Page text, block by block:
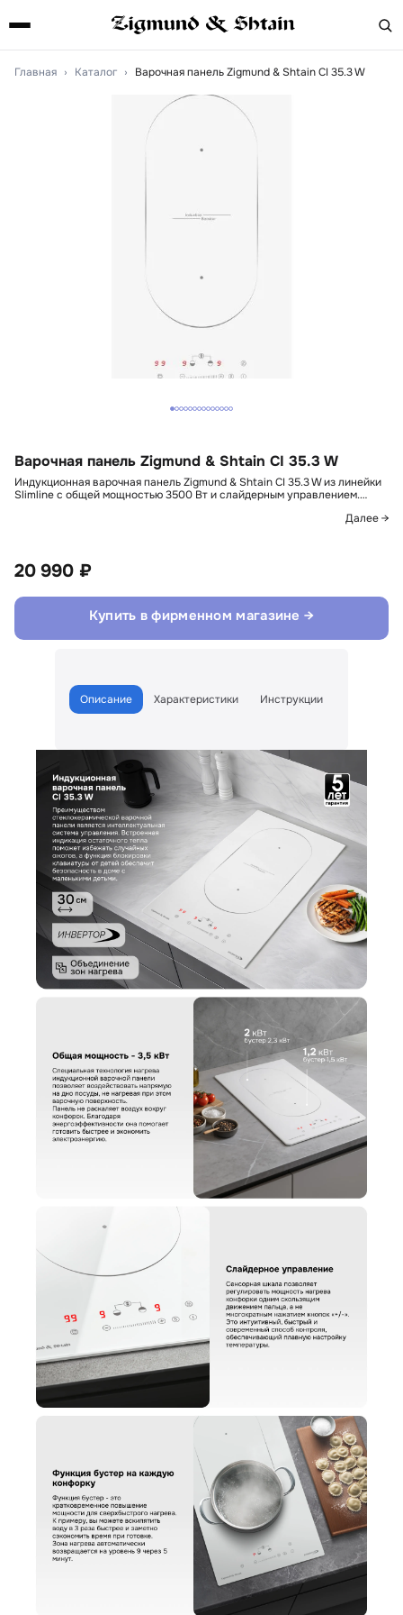
Главная › Каталог › Варочная панель Zigmund & Shtain CI 35.3 W
Варочная панель Zigmund & Shtain CI 35.3 W
Индукционная варочная панель Zigmund & Shtain CI 35.3 W из линейки
Slimline с общей мощностью 3500 Вт и слайдерным управлением.…
Далее →
20 990 ₽
Купить в фирменном магазине →
Описание Характеристики Инструкции